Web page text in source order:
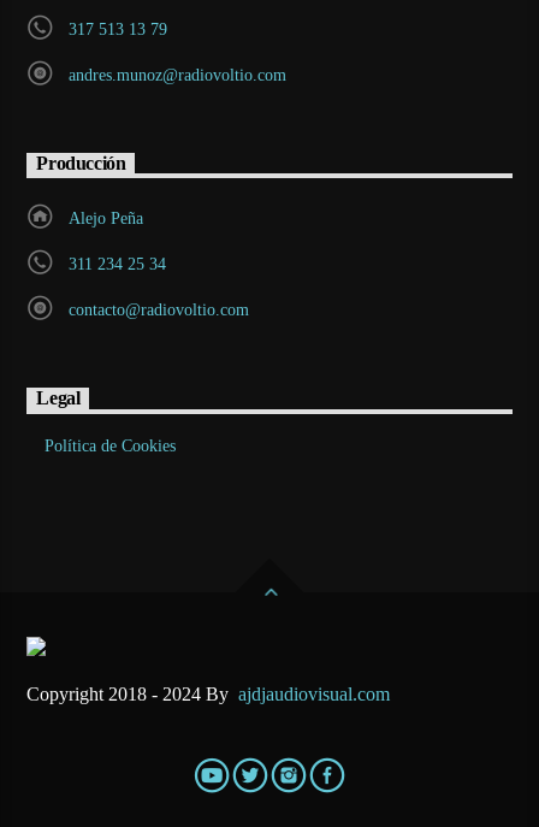
317 513 13 79
andres.munoz@radiovoltio.com
Producción
Alejo Peña
311 234 25 34
contacto@radiovoltio.com
Legal
Política de Cookies
Copyright 2018 - 2024 Byajdjaudiovisual.com